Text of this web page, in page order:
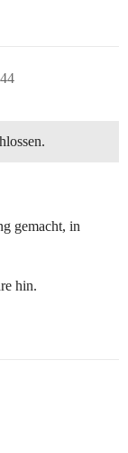
gemacht, in
hin.